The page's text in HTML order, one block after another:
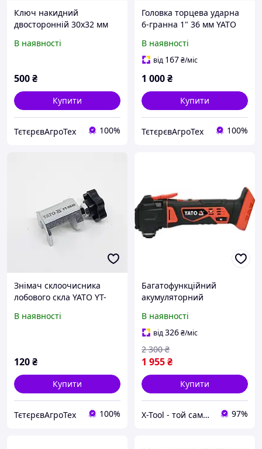
Ключ накидний
двосторонній 30x32 мм
В наявності
500₴
Купити
ТєтєрєвАгроТех 100%
Головка торцева ударна
6-гранна 1" 36 мм YATO
В наявності
від 167₴/міс
1 000₴
Купити
ТєтєрєвАгроТех 100%
Знімач склоочисника
лобового скла YATO YT-
В наявності
120₴
Купити
ТєтєрєвАгроТех 100%
Багатофункційний
акумуляторний
акумулятора і зарядного
пристрою YATO YT-82819
(Польща)
В наявності
від326₴/міс
1 955₴
2 300 ₴
Купити
X-Tool - той самий інструмент! 97%